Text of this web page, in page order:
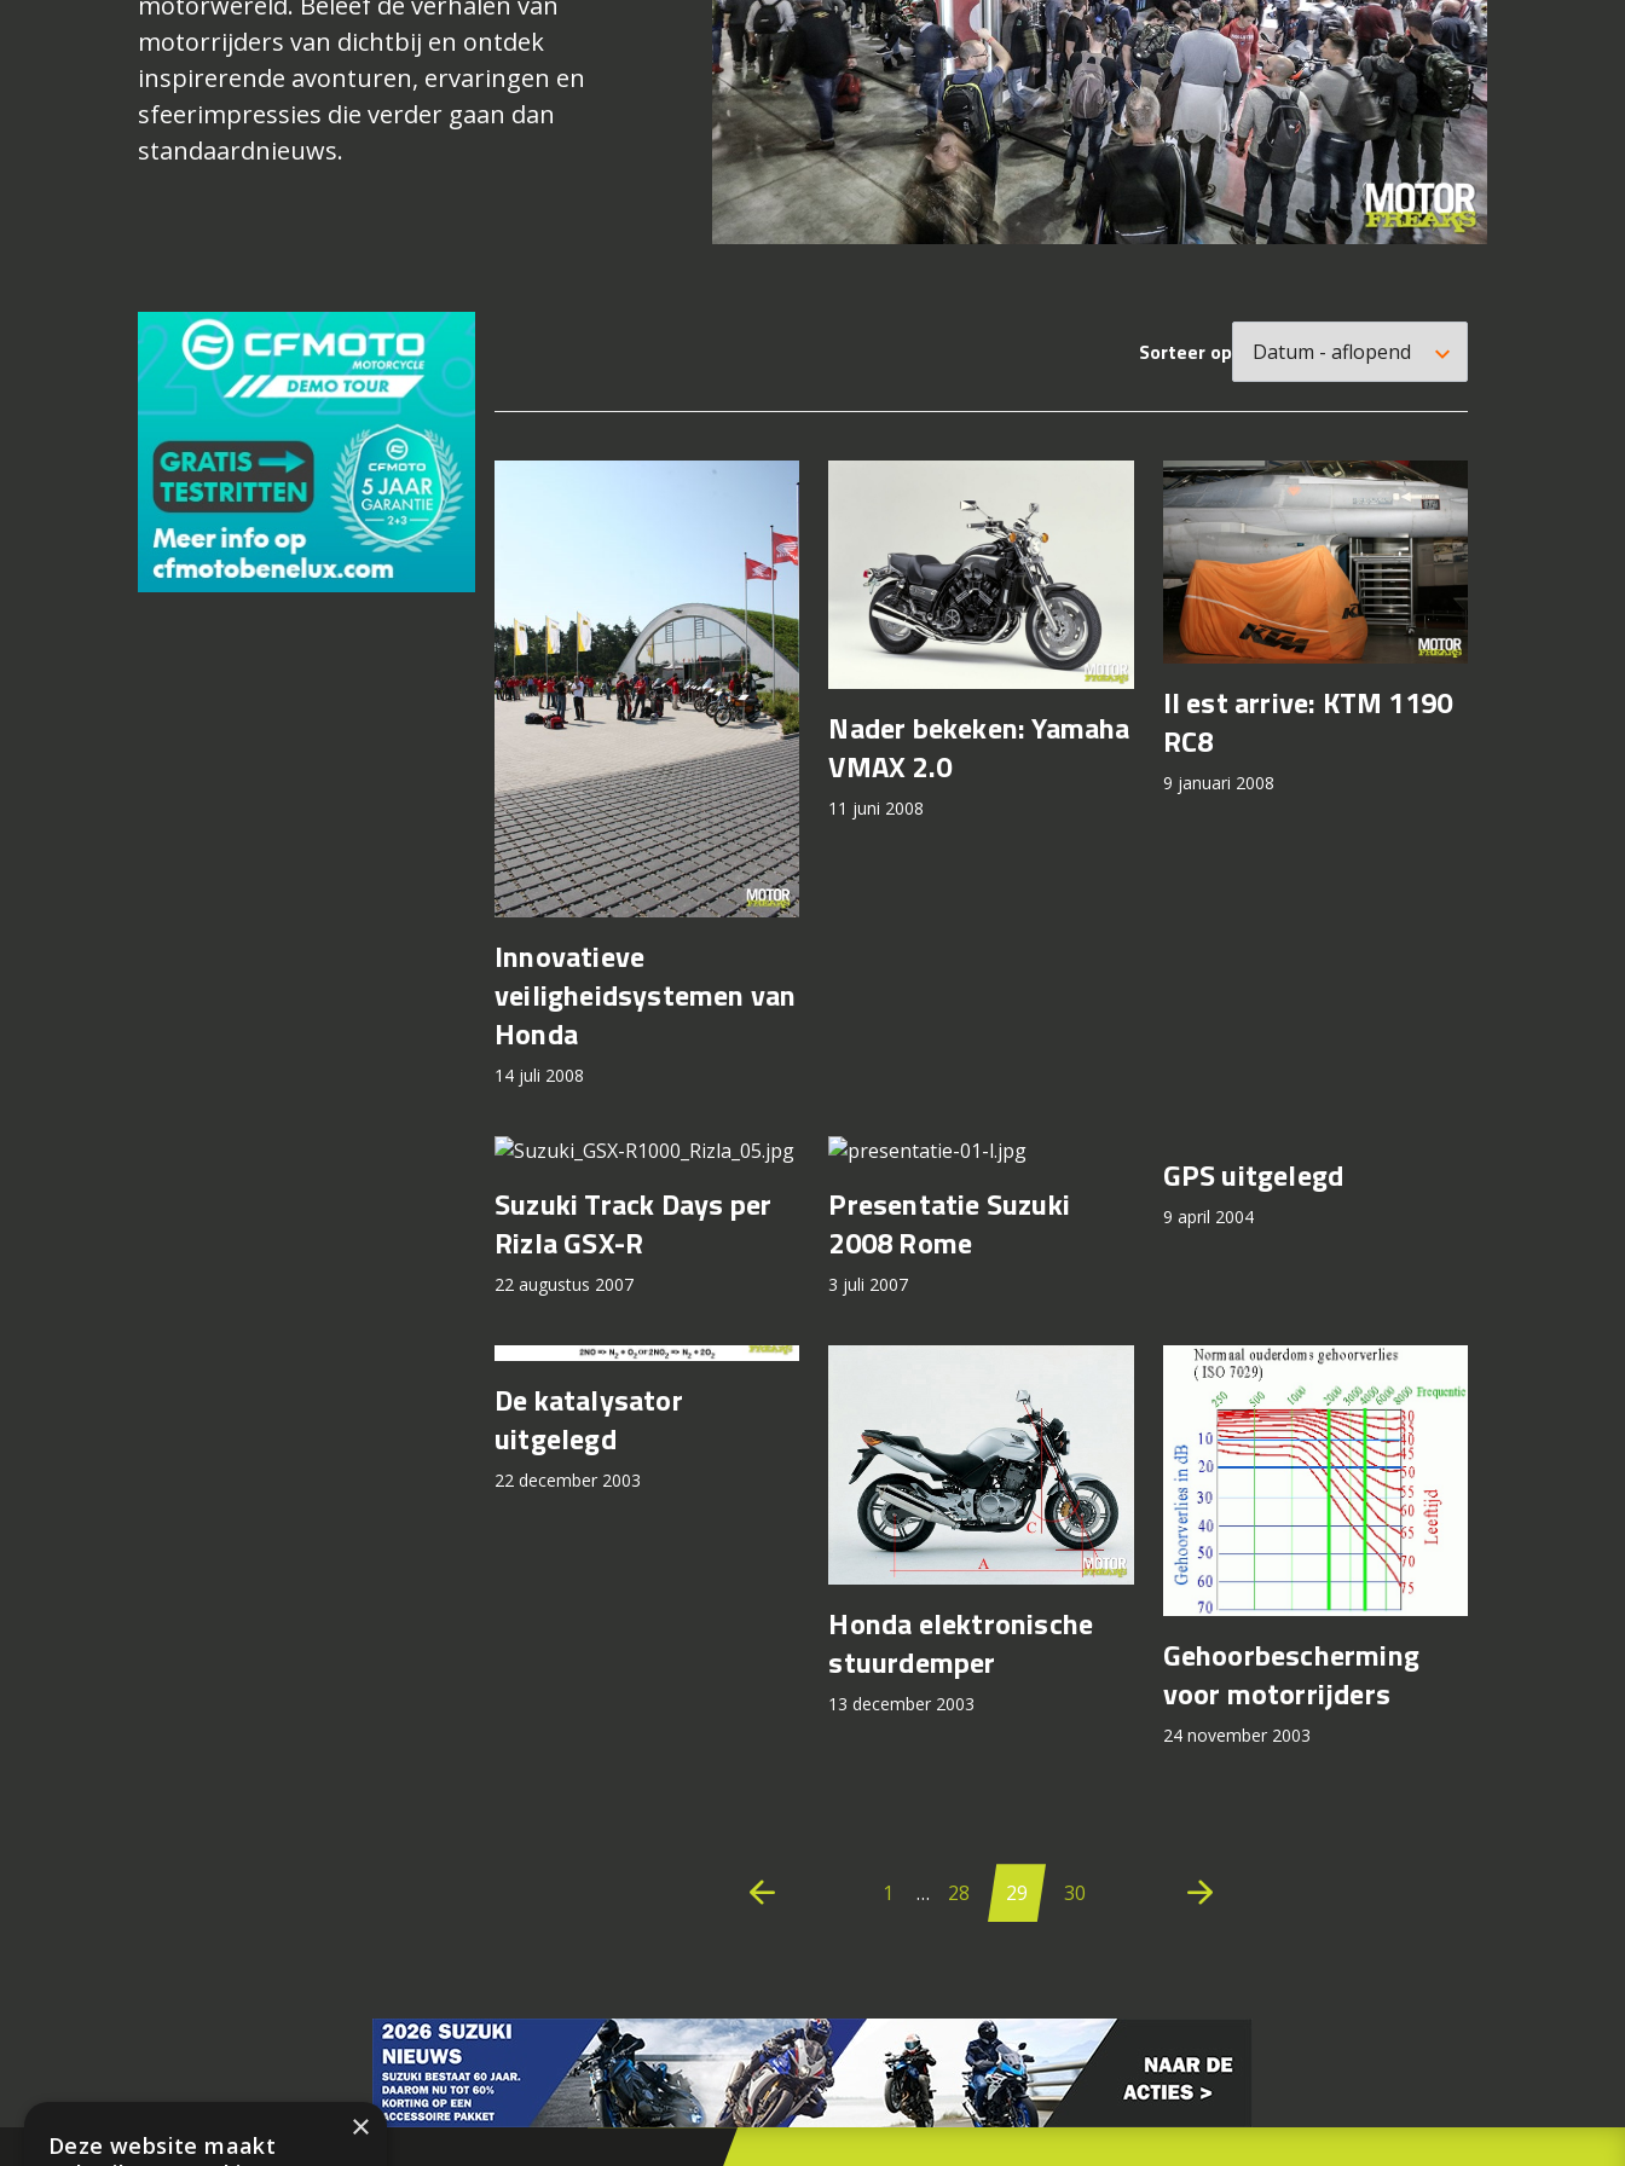
motorrijders van dichtbij en ontdek
inspirerende avonturen, ervaringen en
sfeerimpressies die verder gaan dan
standaardnieuws.
Sorteer op
Innovatieve
veiligheidsystemen van
Honda
14 juli 2008
Nader bekeken: Yamaha
VMAX 2.0
11 juni 2008
Il est arrive: KTM 1190
RC8
9 januari 2008
Suzuki Track Days per
Rizla GSX-R
22 augustus 2007
Presentatie Suzuki
2008 Rome
3 juli 2007
GPS uitgelegd
9 april 2004
De katalysator
uitgelegd
22 december 2003
Honda elektronische
stuurdemper
13 december 2003
Gehoorbescherming
voor motorrijders
24 november 2003
paginering
arrow_back 1 … 28 29 30 arrow_forward
×
Deze website maakt